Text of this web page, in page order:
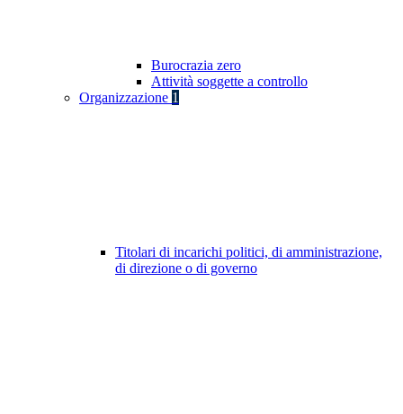
Burocrazia zero
Attività soggette a controllo
Organizzazione 1
Titolari di incarichi politici, di amministrazione,
di direzione o di governo